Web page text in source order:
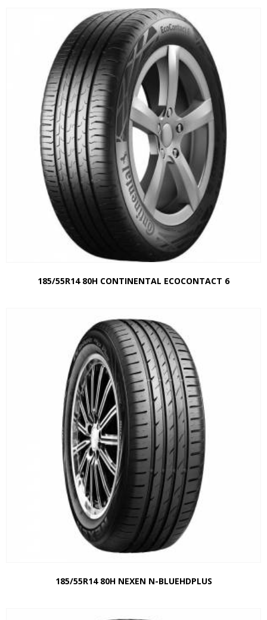
185/55R14 80H CONTINENTAL ECOCONTACT 6
185/55R14 80H NEXEN N-BLUEHDPLUS